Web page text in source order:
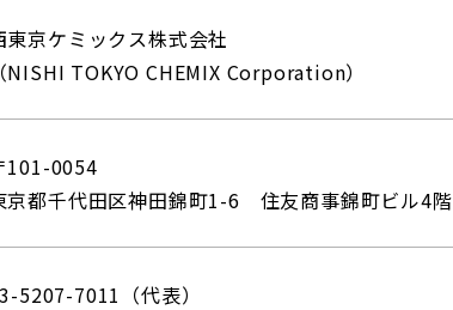
東京ケミックス株式会社
NISHI TOKYO CHEMIX Corporation）
101-0054
京都千代田区神田錦町1-6 住友商事錦町ビル4階
5207-7011（代表）